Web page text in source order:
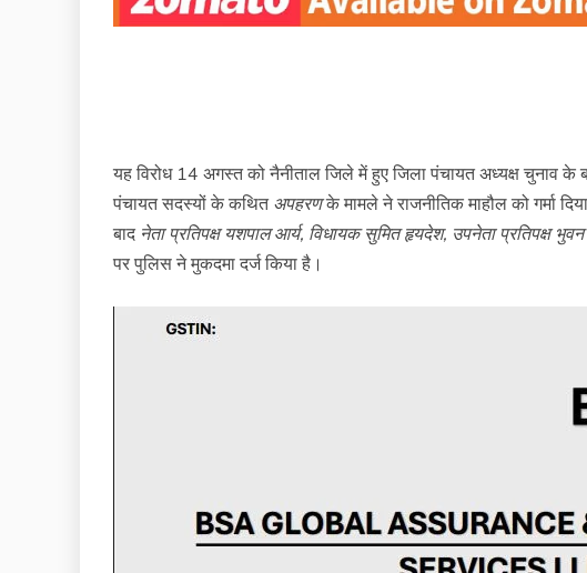
यह विरोध 14 अगस्त को नैनीताल जिले में हुए जिला पंचायत अध्यक्ष चुनाव के
पंचायत सदस्यों के कथित अपहरणके मामले ने राजनीतिक माहौल को गर्मा
बाद नेता प्रतिपक्ष यशपाल आर्य, विधायक सुमित हृयदेश, उपनेता प्रतिपक्ष
पर पुलिस ने मुकदमा दर्ज किया है।